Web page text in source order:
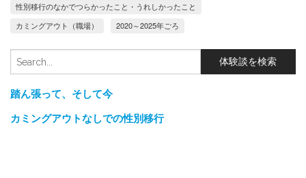
性別移行のなかでつらかったこと・うれしかったこと
カミングアウト（職場）
2020～2025年ごろ
踏ん張って、そして今
カミングアウトなしでの性別移行